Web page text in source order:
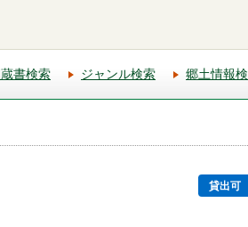
書検索 ジャンル検索 郷土情報
貸出可